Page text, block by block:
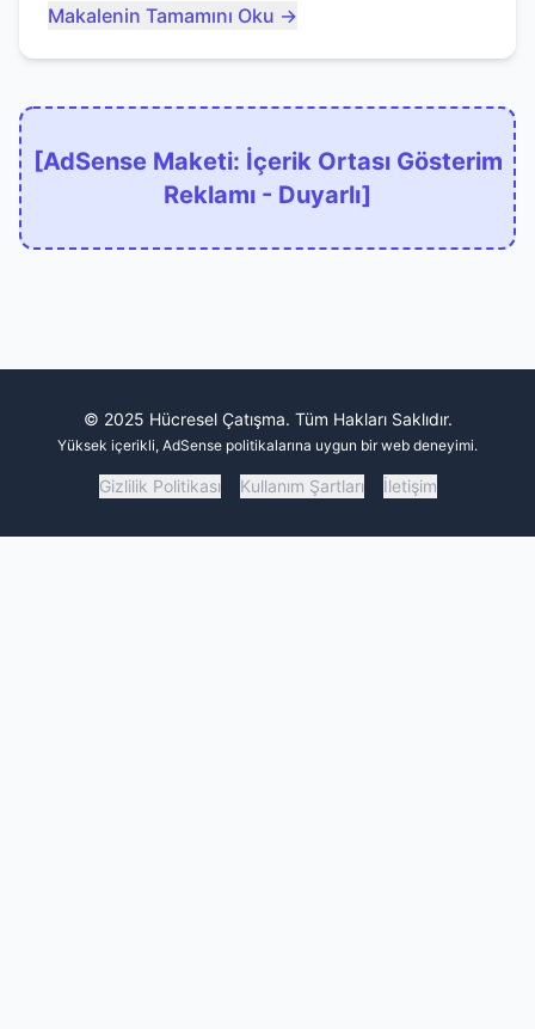
kaçınacağınızı anlatıyor...
Makalenin Tamamını Oku →
[AdSense Maketi: İçerik Ortası Gösterim
Reklamı - Duyarlı]
© 2025 Hücresel Çatışma. Tüm Hakları Saklıdır.
Yüksek içerikli, AdSense politikalarına uygun bir web deneyimi.
Gizlilik Politikası Kullanım Şartları İletişim